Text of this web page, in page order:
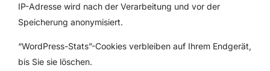
IP-Adresse wird nach der Verarbeitung und vor der
Speicherung anonymisiert.
“WordPress-Stats”-Cookies verbleiben auf Ihrem Endgerät,
bis Sie sie löschen.